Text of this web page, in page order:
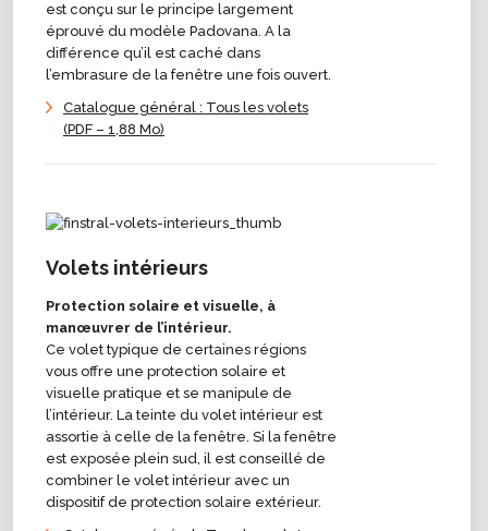
est conçu sur le principe largement
éprouvé du modèle Padovana. A la
différence qu’il est caché dans
l’embrasure de la fenêtre une fois ouvert.
Catalogue général : Tous les volets
(PDF – 1,88 Mo)
Volets intérieurs
Protection solaire et visuelle, à
manœuvrer de l’intérieur.
Ce volet typique de certaines régions
vous offre une protection solaire et
visuelle pratique et se manipule de
l’intérieur. La teinte du volet intérieur est
assortie à celle de la fenêtre. Si la fenêtre
est exposée plein sud, il est conseillé de
combiner le volet intérieur avec un
dispositif de protection solaire extérieur.